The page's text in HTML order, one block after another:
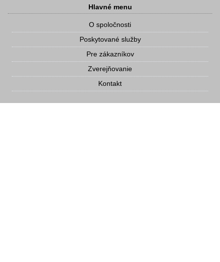
Hlavné menu
O spoločnosti
Poskytované služby
Pre zákazníkov
Zverejňovanie
Kontakt